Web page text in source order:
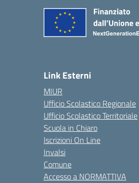
Link Esterni
MIUR
Ufficio Scolastico Regionale
Ufficio Scolastico Territoriale
Scuola in Chiaro
Iscrizioni On Line
Invalsi
Comune
Accesso a NORMATTIVA